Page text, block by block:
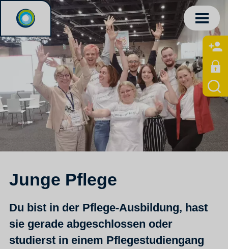
Junge Pflege
Du bist in der Pflege-Ausbildung, hast
sie gerade abgeschlossen oder
studierst in einem Pflegestudiengang